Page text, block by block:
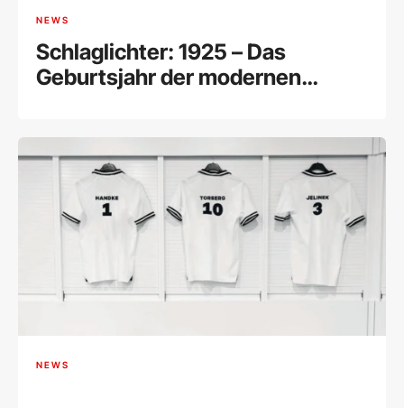
NEWS
Schlaglichter: 1925 – Das
Geburtsjahr der modernen
NEWS